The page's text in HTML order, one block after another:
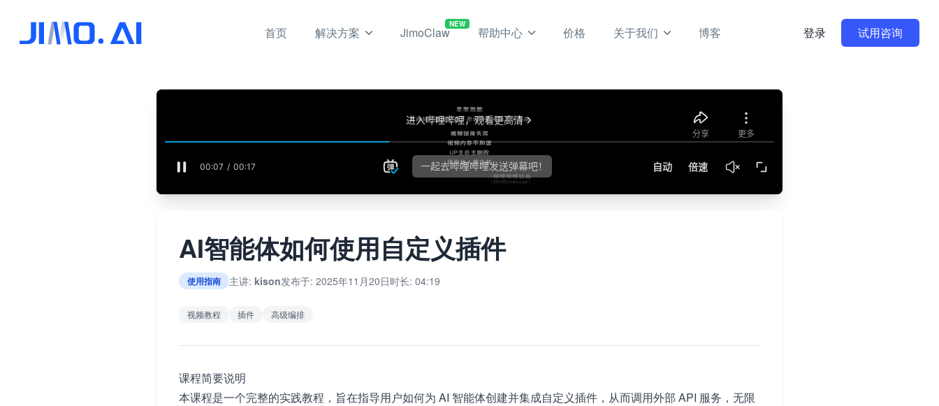
首页 解决方案 JimoClaw
NEW
帮助中心 价格 关于我们 博客 登录 试用咨询
AI智能体如何使用自定义插件
使用指南 主讲: kison发布于: 2025年11月20日时长: 04:19
视频教程 插件 高级编排
课程简要说明
本课程是一个完整的实践教程，旨在指导用户如何为 AI 智能体创建并集成自定义插件，从而调用外部 API 服务，无限